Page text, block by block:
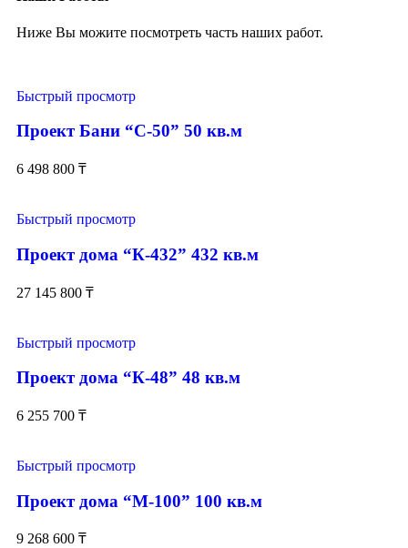
Ниже Вы можите посмотреть часть наших работ.
Быстрый просмотр
Проект Бани “С-50” 50 кв.м
6 498 800 ₸
Быстрый просмотр
Проект дома “К-432” 432 кв.м
27 145 800 ₸
Быстрый просмотр
Проект дома “К-48” 48 кв.м
6 255 700 ₸
Быстрый просмотр
Проект дома “М-100” 100 кв.м
9 268 600 ₸